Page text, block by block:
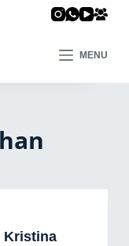
MENU
Kristina